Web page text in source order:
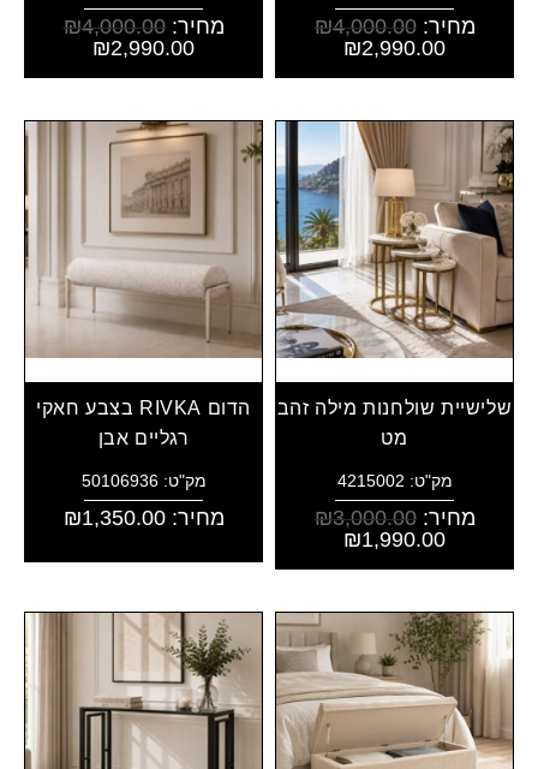
מחיר: ₪4,000.00
₪2,990.00
מחיר: ₪4,000.00
₪2,990.00
שלישיית שולחנות מילה זהב
מט
מק"ט: 4215002
מחיר: ₪3,000.00
₪1,990.00
הדום RIVKA בצבע חאקי
רגליים אבן
מק"ט: 50106936
מחיר: ₪1,350.00